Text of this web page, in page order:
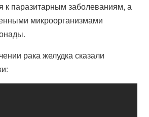
к паразитарным заболеваниям, а
микроорганизмами
рака желудка сказали